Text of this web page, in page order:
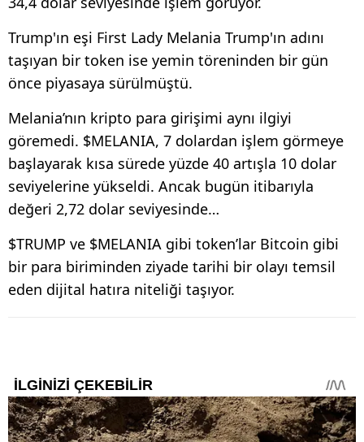
Trump'ın eşi First Lady Melania Trump'ın adını
taşıyan bir token ise yemin töreninden bir gün
önce piyasaya sürülmüştü.
Melania’nın kripto para girişimi aynı ilgiyi
göremedi. $MELANIA, 7 dolardan işlem görmeye
başlayarak kısa sürede yüzde 40 artışla 10 dolar
seviyelerine yükseldi. Ancak bugün itibarıyla
değeri 2,72 dolar seviyesinde…
$TRUMP ve $MELANIA gibi token’lar Bitcoin gibi
bir para biriminden ziyade tarihi bir olayı temsil
eden dijital hatıra niteliği taşıyor.